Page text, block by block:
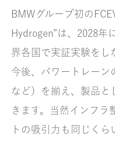
BMWグループ初の
Hydrogen”は、2028年
界各国で実証実験をし
今後、パワートレーン
など）を揃え、製品と
きます。当然インフラ
トの吸引力も同じくら